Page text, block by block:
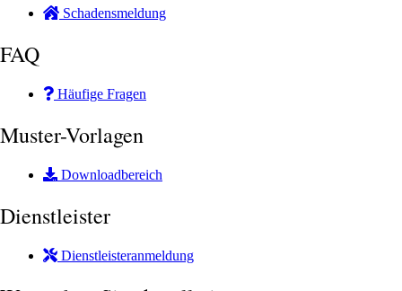
Schadensmeldung
FAQ
Häufige Fragen
Muster-Vorlagen
Downloadbereich
Dienstleister
Dienstleisteranmeldung